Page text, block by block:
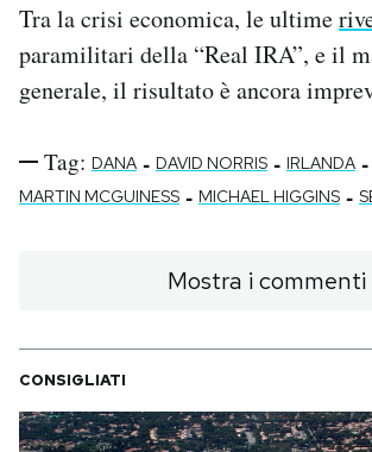
Tra la crisi economica, le ultime
paramilitari della “Real IRA”, e il
generale, il risultato è ancora
Tag: DANA - DAVID NORRIS - IRLANDA -
MARTIN MCGUINESS - MICHAEL HIGGINS -
Mostra i commenti
CONSIGLIATI